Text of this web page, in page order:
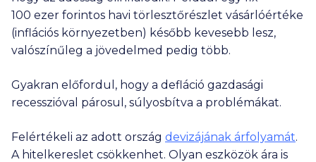
100 ezer forintos havi törlesztőrészlet vásárlóértéke
(inflációs környezetben) később kevesebb lesz,
valószínűleg a jövedelmed pedig több.
Gyakran előfordul, hogy a defláció gazdasági
recesszióval párosul, súlyosbítva a problémákat.
Felértékeli az adott ország devizájának árfolyamát.
A hitelkereslet csökkenhet. Olyan eszközök ára is